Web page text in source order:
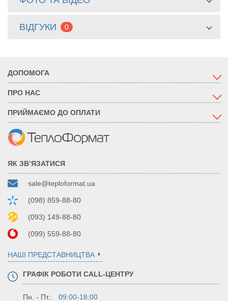
ВІДГУКИ 0
ДОПОМОГА
ПРО НАС
ПРИЙМАЄМО ДО ОПЛАТИ
ЯК ЗВ’ЯЗАТИСЯ
sale@teploformat.ua
(098) 859-88-80
(093) 149-88-80
(099) 559-88-80
НАШІ ПРЕДСТАВНИЦТВА
ГРАФІК РОБОТИ CALL-ЦЕНТРУ
Пн. - Пт.: 09:00-18:00